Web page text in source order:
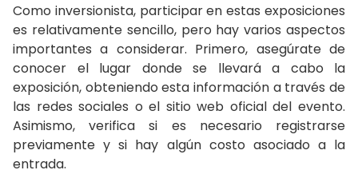
Como inversionista, participar en estas exposiciones
es relativamente sencillo, pero hay varios aspectos
importantes a considerar. Primero, asegúrate de
conocer el lugar donde se llevará a cabo la
exposición, obteniendo esta información a través de
las redes sociales o el sitio web oficial del evento.
Asimismo, verifica si es necesario registrarse
previamente y si hay algún costo asociado a la
entrada.